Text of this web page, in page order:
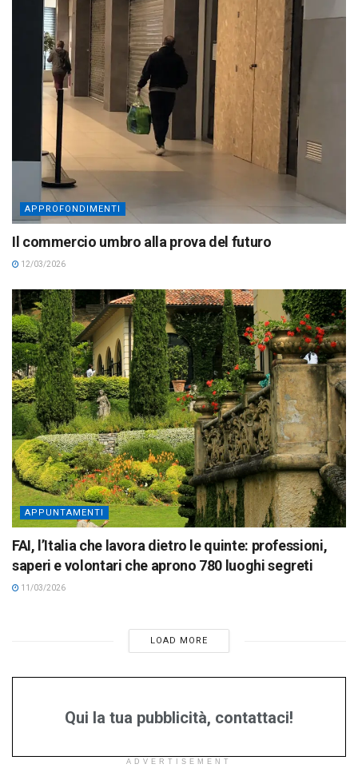
APPROFONDIMENTI
Il commercio umbro alla prova del futuro
12/03/2026
APPUNTAMENTI
FAI, l’Italia che lavora dietro le quinte: professioni,
saperi e volontari che aprono 780 luoghi segreti
11/03/2026
LOAD MORE
Qui la tua pubblicità, contattaci!
ADVERTISEMENT